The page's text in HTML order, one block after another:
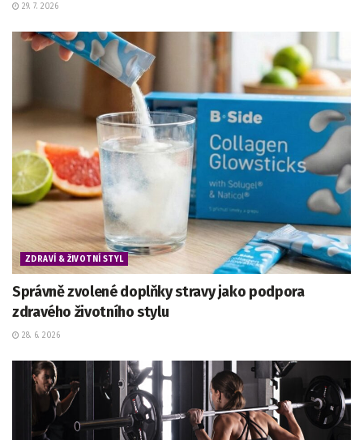
29. 7. 2026
ZDRAVÍ & ŽIVOTNÍ STYL
Správně zvolené doplňky stravy jako podpora
zdravého životního stylu
28. 6. 2026